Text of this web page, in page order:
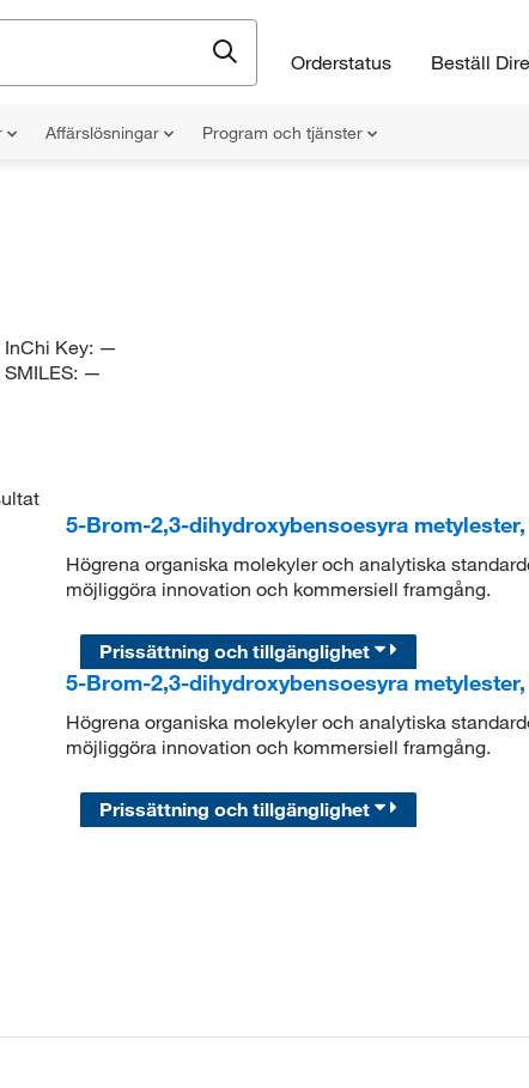
Orderstatus Beställ
Affärslösningar Program och tjänster
InChi Key: —
SMILES: —
5-Brom-2,3-dihydroxybensoesyra metylester,
Högrena organiska molekyler och analytiska
möjliggöra innovation och kommersiell framgång.
Prissättning och tillgänglighet
5-Brom-2,3-dihydroxybensoesyra metylester,
Högrena organiska molekyler och analytiska
möjliggöra innovation och kommersiell framgång.
Prissättning och tillgänglighet